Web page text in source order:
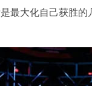
最大化自己获胜